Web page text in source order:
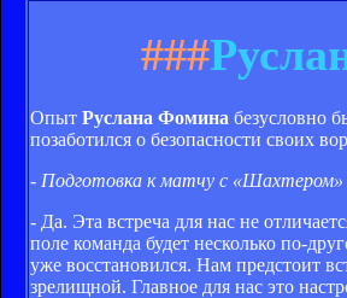
###
Опыт Руслана Фомина безусловно
позаботился о безопасности своих
- Подготовка к матчу с
- Да. Эта встреча для нас не
поле команда будет несколько по-
уже восстановился. Нам предстоит
зрелищной. Главное для нас это